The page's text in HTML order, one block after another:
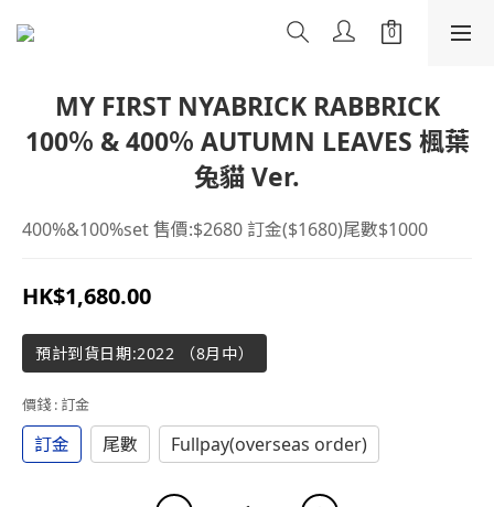
MY FIRST NYABRICK RABBRICK
100％ & 400％ AUTUMN LEAVES 楓葉
兔貓 Ver.
400%&100%set 售價:$2680 訂金($1680)尾數$1000
HK$1,680.00
預計到貨日期:2022 （8月中）
價錢: 訂金
訂金 尾數 Fullpay(overseas order)